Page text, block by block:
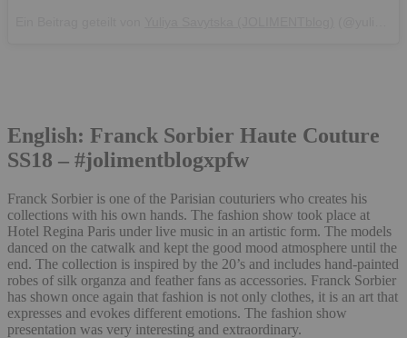
English: Franck Sorbier Haute Couture
SS18 – #jolimentblogxpfw
Franck Sorbier is one of the Parisian couturiers who creates his
collections with his own hands. The fashion show took place at
Hotel Regina Paris under live music in an artistic form. The models
danced on the catwalk and kept the good mood atmosphere until the
end. The collection is inspired by the 20’s and includes hand-painted
robes of silk organza and feather fans as accessories. Franck Sorbier
has shown once again that fashion is not only clothes, it is an art that
expresses and evokes different emotions. The fashion show
presentation was very interesting and extraordinary.